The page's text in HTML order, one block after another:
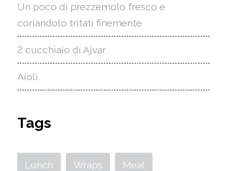
Un poco di prezzemolo fresco e
coriandolo tritati finemente
2 cucchiaio di Ajvar
Aioli
Tags
Lunch Wraps Meal